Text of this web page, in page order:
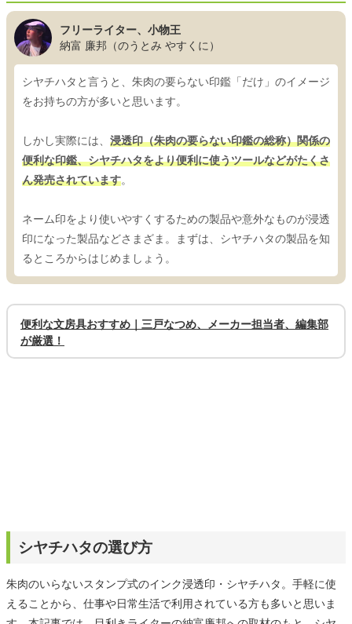
フリーライター、小物王
納富 廉邦（のうとみ やすくに）
シヤチハタと言うと、朱肉の要らない印鑑「だけ」のイメージ
をお持ちの方が多いと思います。
しかし実際には、 浸透印（朱肉の要らない印鑑の総称）関係の
便利な印鑑、シヤチハタをより便利に使うツールなどがたくさ
ん発売されています。
ネーム印をより使いやすくするための製品や意外なものが浸透
印になった製品などさまざま。まずは、シヤチハタの製品を知
るところからはじめましょう。
便利な文房具おすすめ｜三戸なつめ、メーカー担当者、編集部
が厳選！
シヤチハタの選び方
朱肉のいらないスタンプ式のインク浸透印・シヤチハタ。手軽に使
えることから、仕事や日常生活で利用されている方も多いと思いま